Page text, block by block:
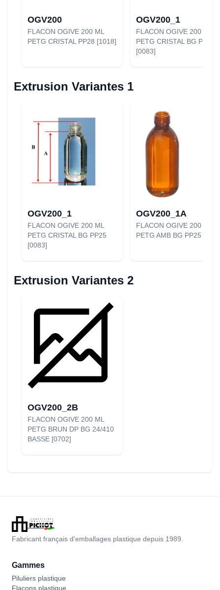
OGV200
FLACON OGIVE 200 ML
PETG CRISTAL PP28 [1018]
OGV200_1
FLACON OGIVE 200 ML
PETG CRISTAL BG PP25
[0083]
Extrusion Variantes 1
OGV200_1
FLACON OGIVE 200 ML
PETG CRISTAL BG PP25
[0083]
OGV200_1A
FLACON OGIVE 200 ML
PETG AMB BG PP25
Extrusion Variantes 2
OGV200_2B
FLACON OGIVE 200 ML
PETG BRUN DP BG 24/410
BASSE [0702]
Fabricant français d'emballages plastique depuis 1989.
Gammes
Piluliers plastique
Flacons plastique